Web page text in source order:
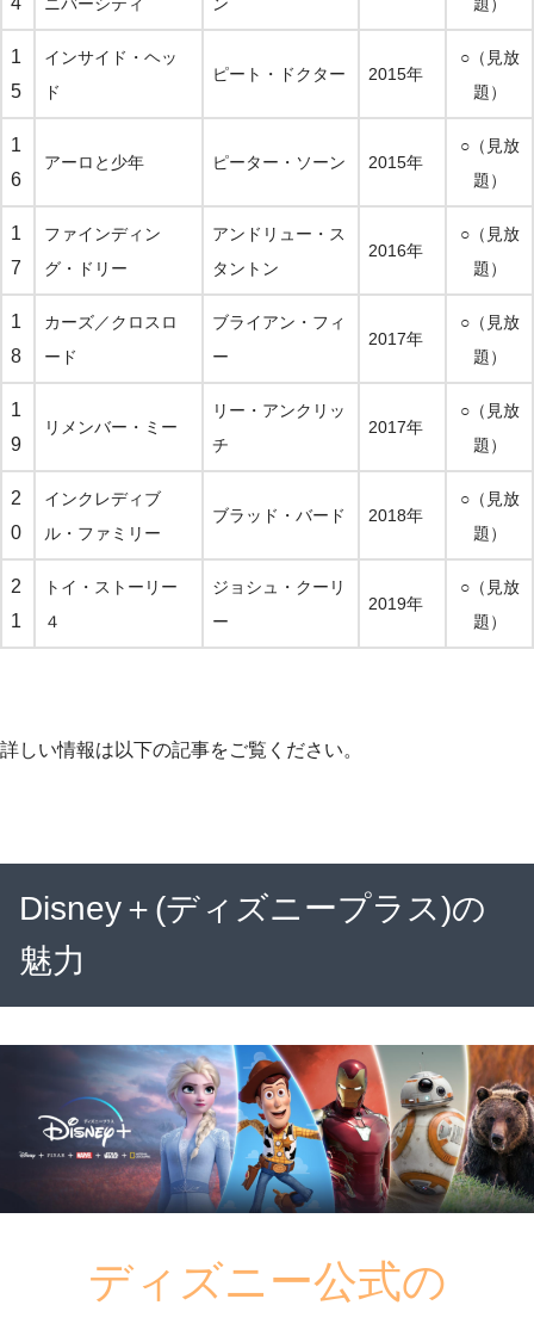
1
5
インサイド・ヘッ
ド
ピート・ドクター 2015年
○（見放
題）
1
6
アーロと少年 ピーター・ソーン 2015年
○（見放
題）
1
7
ファインディン
グ・ドリー
アンドリュー・ス
タントン
2016年
○（見放
題）
1
8
カーズ／クロスロ
ード
ブライアン・フィ
ー
2017年
○（見放
題）
1
9
リメンバー・ミー
リー・アンクリッ
チ
2017年
○（見放
題）
2
0
インクレディブ
ル・ファミリー
ブラッド・バード 2018年
○（見放
題）
2
1
トイ・ストーリー
４
ジョシュ・クーリ
ー
2019年
○（見放
題）
詳しい情報は以下の記事をご覧ください。
Disney＋(ディズニープラス)の
魅力
ディズニー公式の